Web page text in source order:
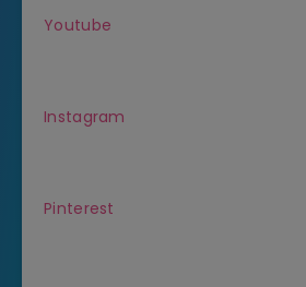
Youtube
Instagram
Pinterest